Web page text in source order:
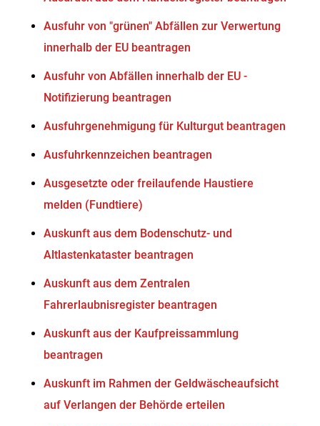
Ausfuhr von "grünen" Abfällen zur Verwertung
innerhalb der EU beantragen
Ausfuhr von Abfällen innerhalb der EU -
Notifizierung beantragen
Ausfuhrgenehmigung für Kulturgut beantragen
Ausfuhrkennzeichen beantragen
Ausgesetzte oder freilaufende Haustiere
melden (Fundtiere)
Auskunft aus dem Bodenschutz- und
Altlastenkataster beantragen
Auskunft aus dem Zentralen
Fahrerlaubnisregister beantragen
Auskunft aus der Kaufpreissammlung
beantragen
Auskunft im Rahmen der Geldwäscheaufsicht
auf Verlangen der Behörde erteilen